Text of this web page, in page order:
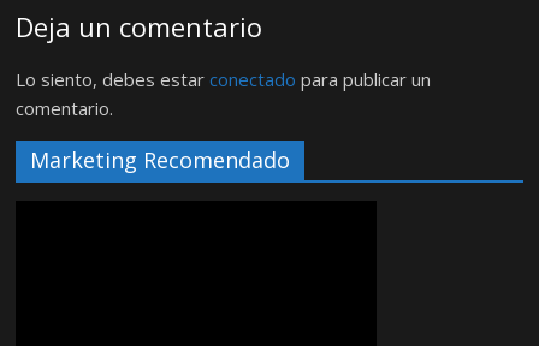
Deja un comentario
Lo siento, debes estarconectado para publicar un
comentario.
Marketing Recomendado